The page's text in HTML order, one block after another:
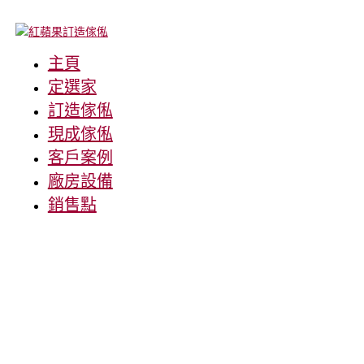
主頁
定選家
訂造傢俬
現成傢俬
客戶案例
廠房設備
銷售點